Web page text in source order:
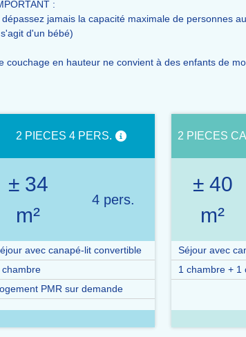
:
dépassez jamais la capacité maximale de personnes
d'un bébé)
couchage en hauteur ne convient à des enfants de
2 PIECES 4 PERS.
± 34
m²
4 pers.
avec canapé-lit convertible
chambre
PMR sur demande
2 PIECES
± 40
m²
Séjour avec
1 chambre + 1